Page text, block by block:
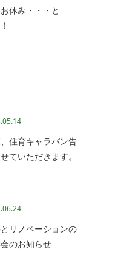
休み・・・と
住育キャラバン告
ていただきます。
リノベーションの
のお知らせ